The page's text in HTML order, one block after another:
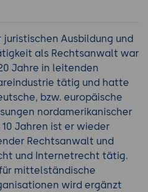
juristischen Ausbildung und
als Rechtsanwalt war
Jahre in leitenden
tätig und hatte
bzw. europäische
nordamerikanischer
Jahren ist er wieder
Rechtsanwalt und
und Internetrecht tätig.
mittelständische
wird ergänzt